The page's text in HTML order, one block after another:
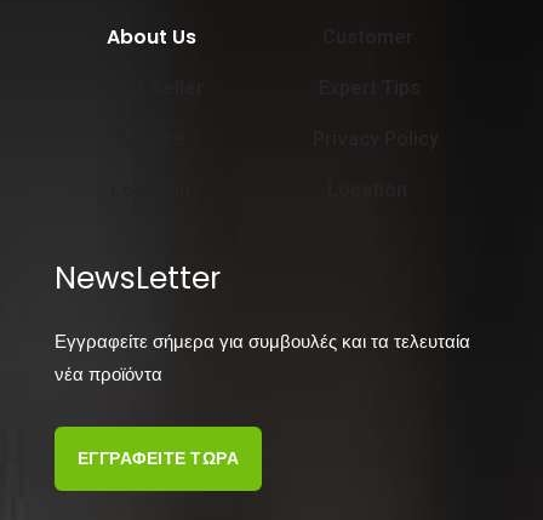
About Us
NewsLetter
Εγγραφείτε σήμερα για συμβουλές και τα τελευταία
νέα προϊόντα
ΕΓΓΡΑΦΕΙΤΕ ΤΩΡΑ